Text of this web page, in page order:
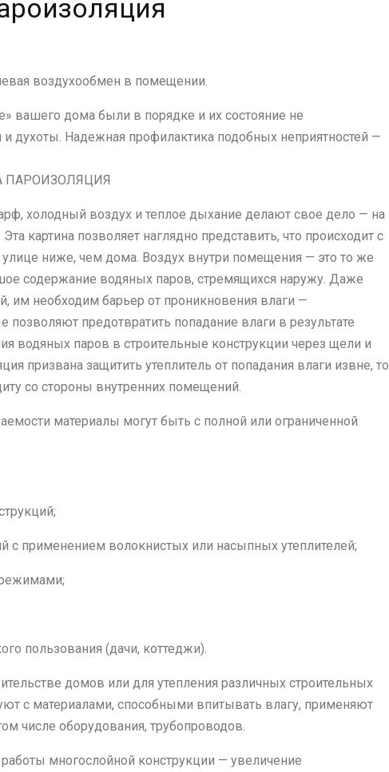
воздухообмен в помещении.
вашего дома были в порядке и их состояние не
духоты. Надежная профилактика подобных неприятностей —
ПАРОИЗОЛЯЦИЯ
холодный воздух и теплое дыхание делают свое дело — на
картина позволяет наглядно представить, что происходит с
ниже, чем дома. Воздух внутри помещения — это то же
содержание водяных паров, стремящихся наружу. Даже
им необходим барьер от проникновения влаги —
позволяют предотвратить попадание влаги в результате
водяных паров в строительные конструкции через щели и
призвана защитить утеплитель от попадания влаги извне, то
со стороны внутренних помещений.
материалы могут быть с полной или ограниченной
с применением волокнистых или насыпных утеплителей;
пользования (дачи, коттеджи).
домов или для утепления различных строительных
с материалами, способными впитывать влагу, применяют
числе оборудования, трубопроводов.
многослойной конструкции — увеличение